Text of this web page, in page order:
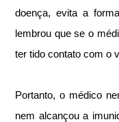
doença, evita a
lembrou que se o
ter tido contato com o
Portanto, o médico
nem alcançou a